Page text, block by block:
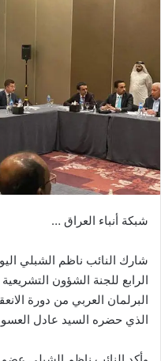
شبكة أنباء العراق …
الرابع للجنة الشؤون
البرلمان العربي من دورة
الذي حضره السيد عادل